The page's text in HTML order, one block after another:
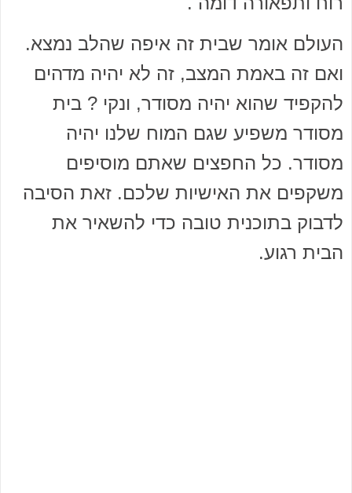
העולם אומר שבית זה איפה שהלב נמצא.
ואם זה באמת המצב, זה לא יהיה מדהים
להקפיד שהוא יהיה מסודר, ונקי ? בית
מסודר משפיע שגם המוח שלנו יהיה
מסודר. כל החפצים שאתם מוסיפים
משקפים את האישיות שלכם. זאת הסיבה
לדבוק בתוכנית טובה כדי להשאיר את
הבית רגוע.